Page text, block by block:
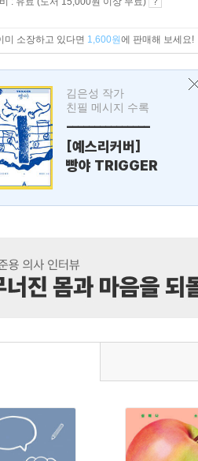
미 소장하고 있다면 1,600원에 판매해 보세요!
김은성 작가
친필 메시지 수록
---------------
[예스리커버]
빵야 TRIGGER